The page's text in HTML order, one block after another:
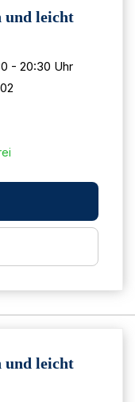
und leicht
- 20:30 Uhr
und leicht